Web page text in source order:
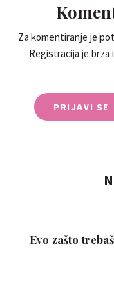
Za komentiranje je
Registracija je
PRIJAVI SE
Evo zašto